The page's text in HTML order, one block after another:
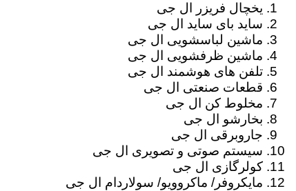
یخچال فریزر ال جی
ساید بای ساید ال جی
ماشین لباسشویی ال جی
ماشین ظرفشویی ال جی
تلفن های هوشمند ال جی
قطعات صنعتی ال جی
مخلوط کن ال جی
بخارشو ال جی
جاروبرقی ال جی
سیستم صوتی و تصویری ال جی
کولرگازی ال جی
مایکروفر/ ماکروویو/ سولاردام ال جی